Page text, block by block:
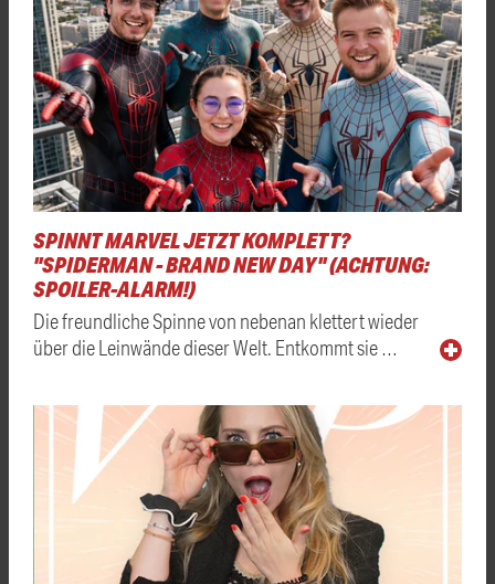
SPINNT MARVEL JETZT KOMPLETT?
"SPIDERMAN - BRAND NEW DAY" (ACHTUNG:
SPOILER-ALARM!)
Die freundliche Spinne von nebenan klettert wieder
über die Leinwände dieser Welt. Entkommt sie …